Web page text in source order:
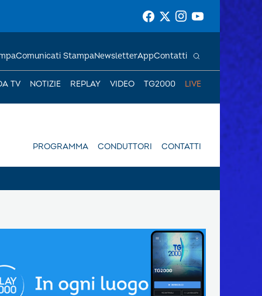
TV NOTIZIE REPLAY VIDEO TG2000 LIVE
Comunicati StampaNewsletterAppContatti
PROGRAMMA CONDUTTORI CONTATTI